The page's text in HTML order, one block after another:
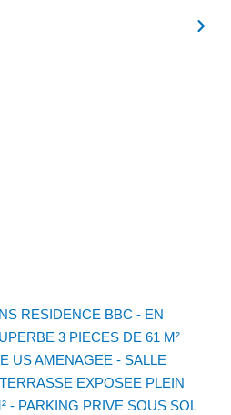
RESIDENCE BBC - EN
3 PIECES DE 61 M²
US AMENAGEE - SALLE
EXPOSEE PLEIN
- PARKING PRIVE SOUS SOL